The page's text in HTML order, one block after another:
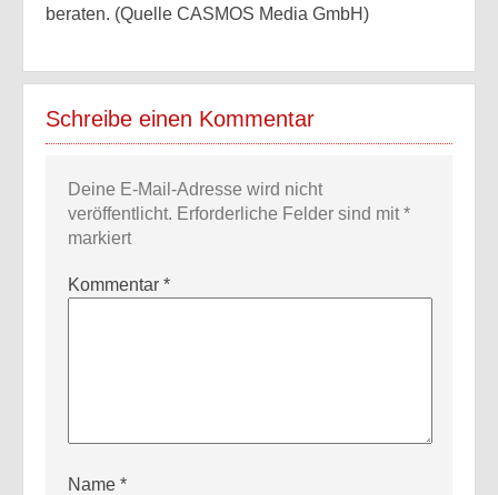
beraten. (Quelle CASMOS Media GmbH)
Schreibe einen Kommentar
Deine E-Mail-Adresse wird nicht
veröffentlicht. Erforderliche Felder sind mit*
markiert
Kommentar *
Name *